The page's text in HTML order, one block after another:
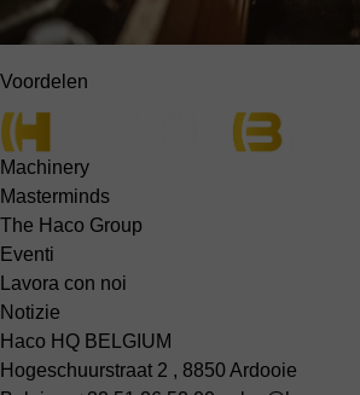
Voordelen
Machinery
Masterminds
The Haco Group
Eventi
Lavora con noi
Notizie
Haco HQ BELGIUM
Hogeschuurstraat 2 , 8850 Ardooie